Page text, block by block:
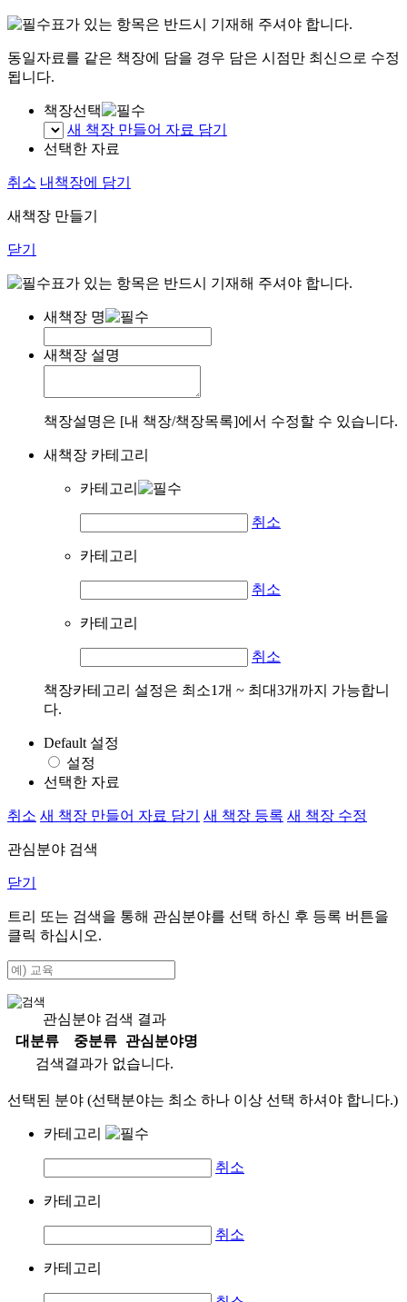
표가 있는 항목은 반드시 기재해 주셔야 합니다.
동일자료를 같은 책장에 담을 경우 담은 시점만 최신으로 수정
됩니다.
책장선택
새 책장 만들어 자료 담기
선택한 자료
취소 내책장에 담기
새책장 만들기
닫기
표가 있는 항목은 반드시 기재해 주셔야 합니다.
새책장 명
새책장 설명
책장설명은 [내 책장/책장목록]에서 수정할 수 있습니다.
새책장 카테고리
카테고리
취소
카테고리
취소
카테고리
취소
책장카테고리 설정은 최소1개 ~ 최대3개까지 가능합니
다.
Default 설정
설정
선택한 자료
취소 새 책장 만들어 자료 담기 새 책장 등록 새 책장 수정
관심분야 검색
닫기
트리 또는 검색을 통해 관심분야를 선택 하신 후 등록 버튼을
클릭 하십시오.
관심분야 검색 결과
대분류
중분류
관심분야명
검색결과가 없습니다.
선택된 분야 (선택분야는 최소 하나 이상 선택 하셔야 합니다.)
카테고리
취소
카테고리
취소
카테고리